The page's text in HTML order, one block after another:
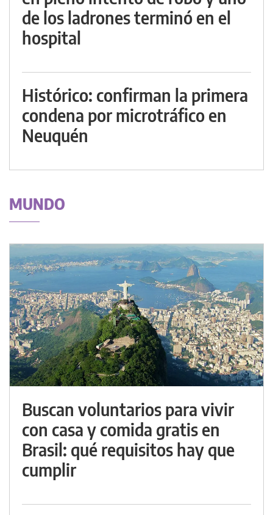
de los ladrones terminó en el
hospital
Histórico: confirman la primera
condena por microtráfico en
Neuquén
MUNDO
Buscan voluntarios para vivir
con casa y comida gratis en
Brasil: qué requisitos hay que
cumplir